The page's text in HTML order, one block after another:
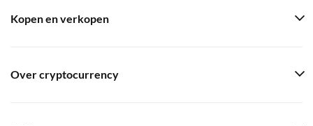
Kopen en verkopen
Over cryptocurrency